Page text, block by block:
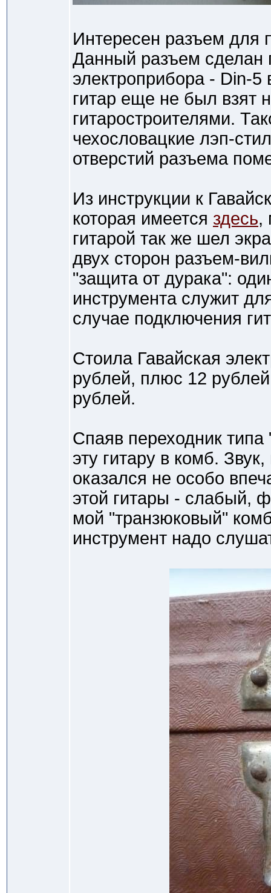
Интересен разъем для
Данный разъем сделан
электроприбора - Din-5
гитар еще не был взят
гитаростроителями.
чехословацкие лэп-
отверстий разъема
Из инструкции к
которая имеется здесь,
гитарой так же шел
двух сторон разъем-
"защита от дурака":
инструмента служит
случае подключения
Стоила Гавайская
рублей, плюс 12 рублей
рублей.
Спаяв переходник
эту гитару в комб.
оказался не особо
этой гитары - слабый,
мой "транзюковый"
инструмент надо